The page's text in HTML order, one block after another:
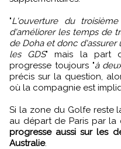
"L'ouverture du
d'améliorer les temps de
de Doha et donc
les GDS" mais la part
progresse toujours "à
précis sur la question,
où la compagnie est
Si la zone du Golfe reste
au départ de Paris par la
progresse aussi sur les
Australie.